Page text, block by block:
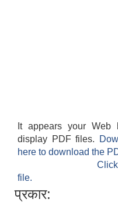
It appears your Web
display PDF files.
here to download the
file.
प्रकार: